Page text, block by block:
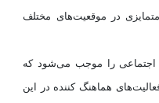
در موقعیت‌های مختلف
اجتماعی را موجب می‌شود که
هماهنگ کننده در این